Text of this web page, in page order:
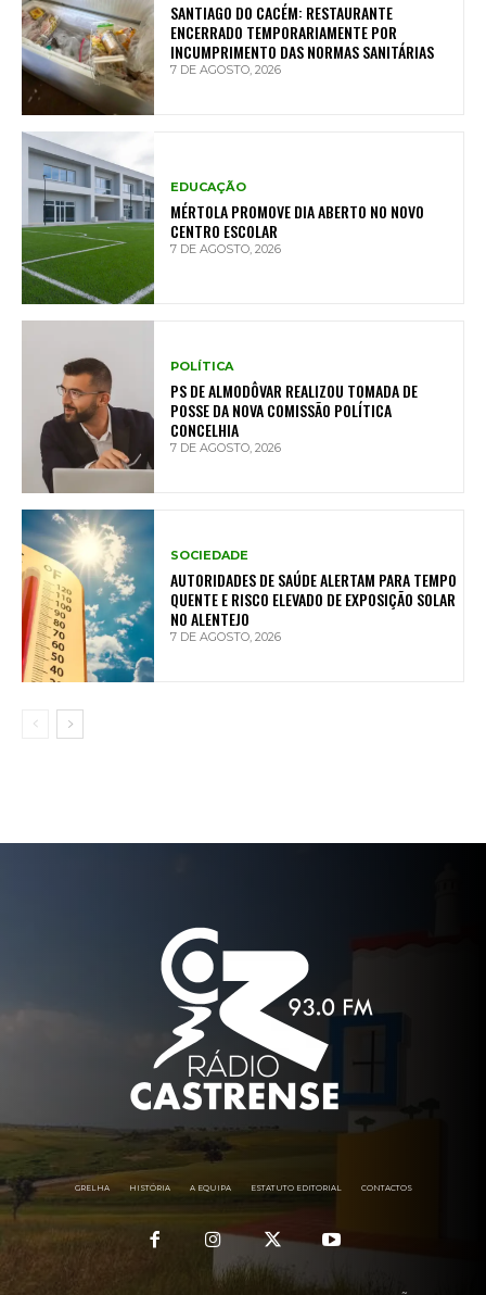
SANTIAGO DO CACÉM: RESTAURANTE
ENCERRADO TEMPORARIAMENTE POR
INCUMPRIMENTO DAS NORMAS SANITÁRIAS
7 DE AGOSTO, 2026
EDUCAÇÃO
MÉRTOLA PROMOVE DIA ABERTO NO NOVO
CENTRO ESCOLAR
7 DE AGOSTO, 2026
POLÍTICA
PS DE ALMODÔVAR REALIZOU TOMADA DE
POSSE DA NOVA COMISSÃO POLÍTICA
CONCELHIA
7 DE AGOSTO, 2026
SOCIEDADE
AUTORIDADES DE SAÚDE ALERTAM PARA TEMPO
QUENTE E RISCO ELEVADO DE EXPOSIÇÃO SOLAR
NO ALENTEJO
7 DE AGOSTO, 2026
GRELHA HISTÓRIA A EQUIPA ESTATUTO EDITORIAL CONTACTOS